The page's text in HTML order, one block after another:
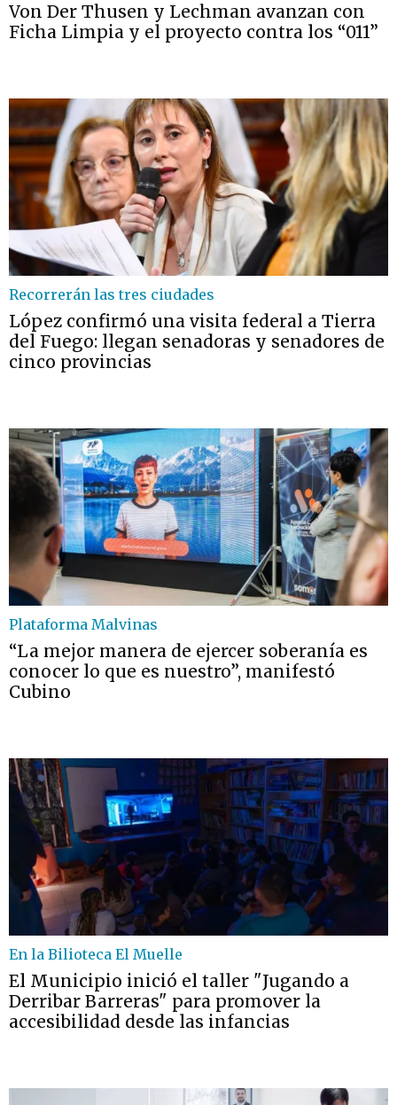
Von Der Thusen y Lechman avanzan con
Ficha Limpia y el proyecto contra los “011”
Recorrerán las tres ciudades
López confirmó una visita federal a Tierra
del Fuego: llegan senadoras y senadores de
cinco provincias
Plataforma Malvinas
“La mejor manera de ejercer soberanía es
conocer lo que es nuestro”, manifestó
Cubino
En la Bilioteca El Muelle
El Municipio inició el taller "Jugando a
Derribar Barreras" para promover la
accesibilidad desde las infancias